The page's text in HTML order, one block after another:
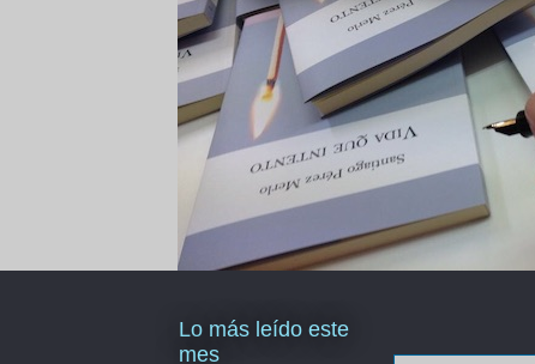
Lo más leído este
mes